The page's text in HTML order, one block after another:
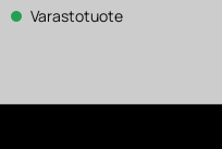
142 €.
Varastotuote